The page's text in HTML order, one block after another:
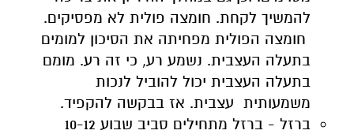
להמשיך לקחת. חומצה פולית לא מפסיקים.
חומצה הפולית מפחיתה את הסיכון למומים
בתעלה העצבית. נשמע רע, כי זה רע. מומם
בתעלה העצבית יכול להוביל לנכות
משמעותית עצבית. אז בבקשה להקפיד.
ברזל - ברזל מתחילים סביב שבוע 10-12